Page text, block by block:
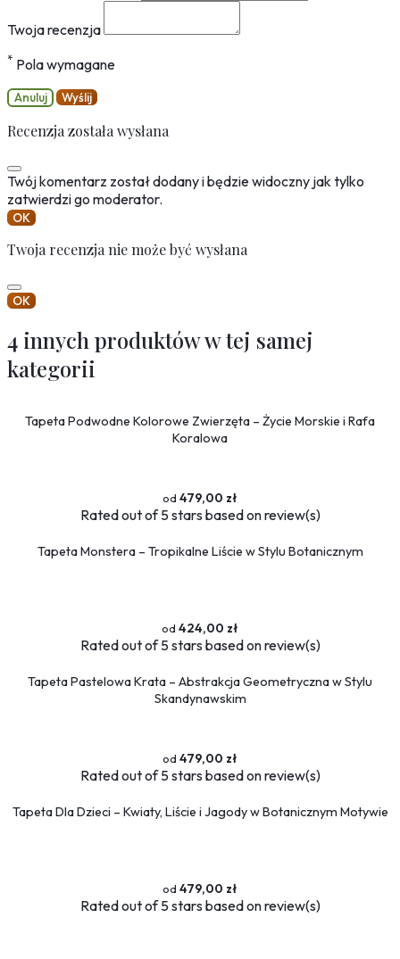
Twoja recenzja
* Pola wymagane
Anuluj Wyślij
Recenzja została wysłana
Twój komentarz został dodany i będzie widoczny jak tylko
zatwierdzi go moderator.
OK
Twoja recenzja nie może być wysłana
OK
4 innych produktów w tej samej
kategorii
Tapeta Podwodne Kolorowe Zwierzęta – Życie Morskie i Rafa
Koralowa
479,00 zł
Ratedout of 5 stars based onreview(s)
Tapeta Monstera – Tropikalne Liście w Stylu Botanicznym
424,00 zł
Ratedout of 5 stars based onreview(s)
Tapeta Pastelowa Krata – Abstrakcja Geometryczna w Stylu
Skandynawskim
479,00 zł
Ratedout of 5 stars based onreview(s)
Tapeta Dla Dzieci – Kwiaty, Liście i Jagody w Botanicznym Motywie
479,00 zł
Ratedout of 5 stars based onreview(s)